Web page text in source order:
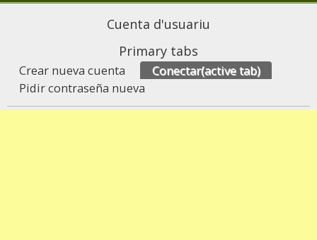
Cuenta d'usuariu
Primary tabs
Crear nueva cuenta Conectar(active tab)
Pidir contraseña nueva